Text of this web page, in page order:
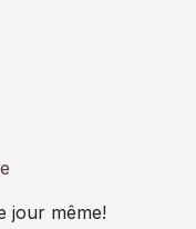
jour même!